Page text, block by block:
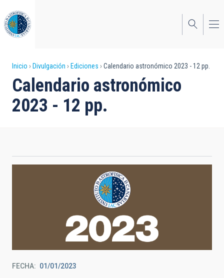
al
contenido
principal
Sobrescribir
enlaces
de
la
Inicio Divulgación Ediciones Calendario astronómico 2023 - 12 pp.
Calendario astronómico
2023 - 12 pp.
FECHA 01/01/2023